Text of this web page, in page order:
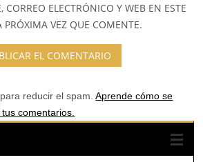
ELECTRÓNICO Y WEB EN ESTE
PRÓXIMA VEZ QUE COMENTE.
reducir el spam.Aprende cómo se
comentarios.